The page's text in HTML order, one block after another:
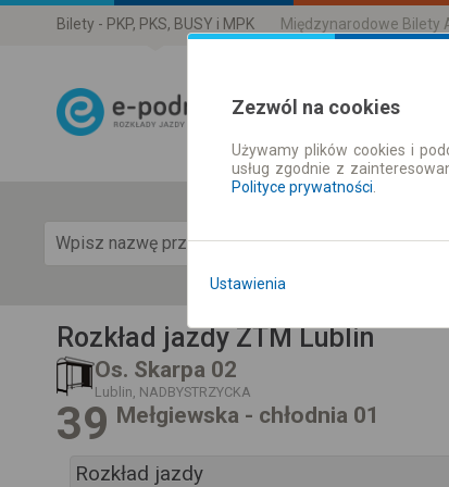
Bilety - PKP, PKS, BUSY i MPK Międzynarodowe Bilety
Rozkład jazdy ZTM Lublin
Os. Skarpa 02
Lublin, NADBYSTRZYCKA
39 Mełgiewska - chłodnia 01
Rozkład jazdy
Zezwól na cookies
Używamy plików cookies i
usług zgodnie z
Polityce prywatności
Ustawienia